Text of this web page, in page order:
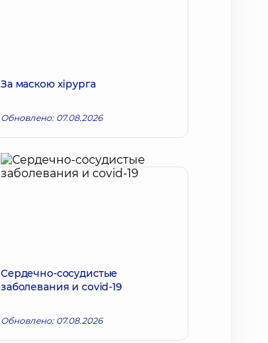
За маскою хірурга
Обновлено: 07.08.2026
Сердечно-сосудистые
заболевания и covid-19
Обновлено: 07.08.2026